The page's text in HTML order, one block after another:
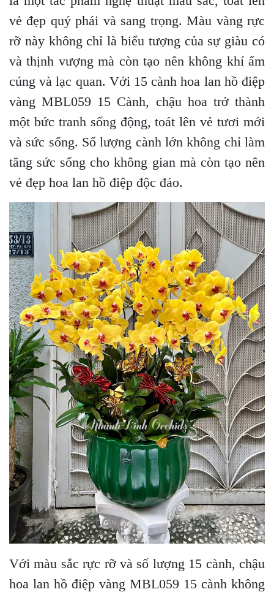
vẻ đẹp quý phái và sang trọng. Màu vàng rực
rỡ này không chỉ là biểu tượng của sự giàu có
và thịnh vượng mà còn tạo nên không khí ấm
cúng và lạc quan. Với 15 cành hoa lan hồ điệp
vàng MBL059 15 Cành, chậu hoa trở thành
một bức tranh sống động, toát lên vẻ tươi mới
và sức sống. Số lượng cành lớn không chỉ làm
tăng sức sống cho không gian mà còn tạo nên
vẻ đẹp hoa lan hồ điệp độc đáo.
Với màu sắc rực rỡ và số lượng 15 cành, chậu
hoa lan hồ điệp vàng MBL059 15 cành không